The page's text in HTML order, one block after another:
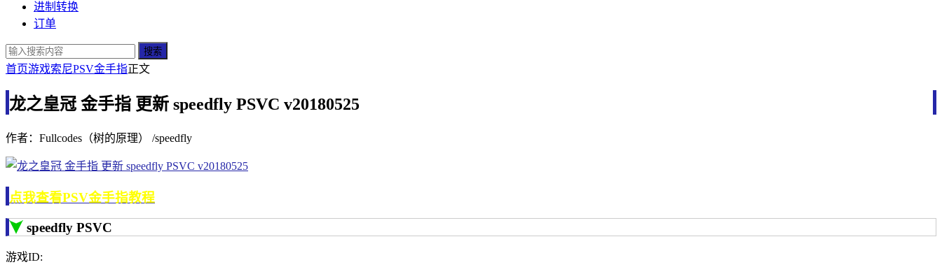
进制转换
订单
搜索
首页游戏索尼PSV金手指正文
龙之皇冠 金手指 更新 speedfly PSVC v20180525
作者：Fullcodes（树的原理） /speedfly
点我查看PSV金手指教程
speedfly PSVC
游戏ID: